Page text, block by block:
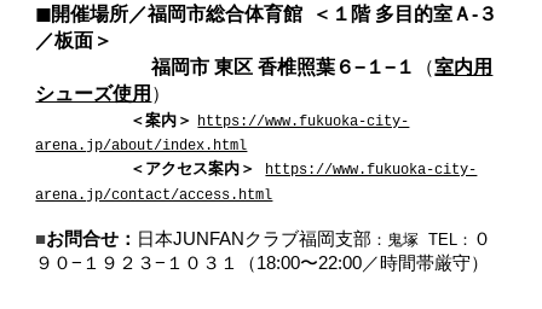
◼︎開催場所／福岡市総合体育館
＜１階 多目的室Ａ-３
／板面＞
福岡市 東区 香椎照葉６−１−１
（室内用
シューズ使用 ）
＜案内＞ https://www.fukuoka-city-
arena.jp/about/index.html
＜アクセス案内＞
https://www.fukuoka-city-
arena.jp/contact/access.html
■お問合せ： 日本JUNFANクラブ福岡支部 ：鬼塚TEL： ０
９０−１９２３−１０３１（18:00〜22:00／時間帯厳守）